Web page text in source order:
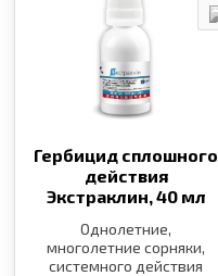
Гербицид сплошного
действия
Экстраклин,40 мл
Однолетние,
многолетние сорняки,
системного действия